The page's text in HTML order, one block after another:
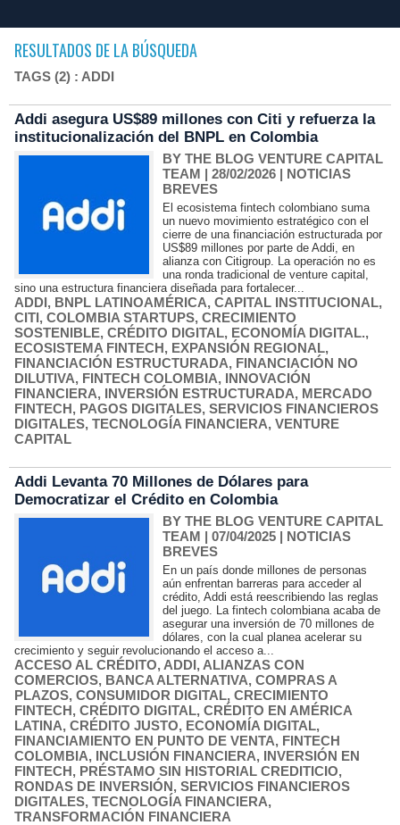
RESULTADOS DE LA BÚSQUEDA
TAGS (2) : ADDI
Addi asegura US$89 millones con Citi y refuerza la
institucionalización del BNPL en Colombia
BY THE BLOG VENTURE CAPITAL
TEAM | 28/02/2026 | NOTICIAS
BREVES
El ecosistema fintech colombiano suma
un nuevo movimiento estratégico con el
cierre de una financiación estructurada por
US$89 millones por parte de Addi, en
alianza con Citigroup. La operación no es
una ronda tradicional de venture capital,
sino una estructura financiera diseñada para fortalecer...
ADDI, BNPL LATINOAMÉRICA, CAPITAL INSTITUCIONAL,
CITI, COLOMBIA STARTUPS, CRECIMIENTO
SOSTENIBLE, CRÉDITO DIGITAL, ECONOMÍA DIGITAL.,
ECOSISTEMA FINTECH, EXPANSIÓN REGIONAL,
FINANCIACIÓN ESTRUCTURADA, FINANCIACIÓN NO
DILUTIVA, FINTECH COLOMBIA, INNOVACIÓN
FINANCIERA, INVERSIÓN ESTRUCTURADA, MERCADO
FINTECH, PAGOS DIGITALES, SERVICIOS FINANCIEROS
DIGITALES, TECNOLOGÍA FINANCIERA, VENTURE
CAPITAL
Addi Levanta 70 Millones de Dólares para
Democratizar el Crédito en Colombia
BY THE BLOG VENTURE CAPITAL
TEAM | 07/04/2025 | NOTICIAS
BREVES
En un país donde millones de personas
aún enfrentan barreras para acceder al
crédito, Addi está reescribiendo las reglas
del juego. La fintech colombiana acaba de
asegurar una inversión de 70 millones de
dólares, con la cual planea acelerar su
crecimiento y seguir revolucionando el acceso a...
ACCESO AL CRÉDITO, ADDI, ALIANZAS CON
COMERCIOS, BANCA ALTERNATIVA, COMPRAS A
PLAZOS, CONSUMIDOR DIGITAL, CRECIMIENTO
FINTECH, CRÉDITO DIGITAL, CRÉDITO EN AMÉRICA
LATINA, CRÉDITO JUSTO, ECONOMÍA DIGITAL,
FINANCIAMIENTO EN PUNTO DE VENTA, FINTECH
COLOMBIA, INCLUSIÓN FINANCIERA, INVERSIÓN EN
FINTECH, PRÉSTAMO SIN HISTORIAL CREDITICIO,
RONDAS DE INVERSIÓN, SERVICIOS FINANCIEROS
DIGITALES, TECNOLOGÍA FINANCIERA,
TRANSFORMACIÓN FINANCIERA